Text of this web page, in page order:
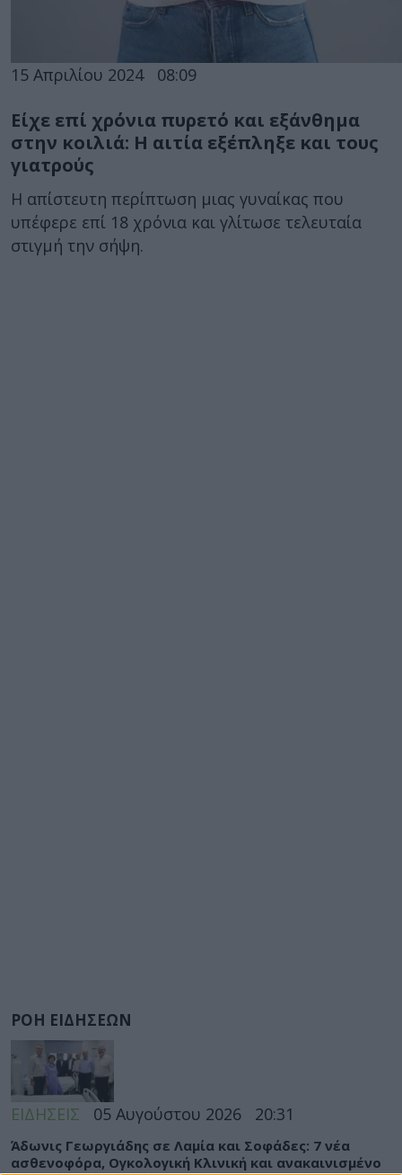
15 Απριλίου 2024 08:09
Είχε επί χρόνια πυρετό και εξάνθημα
στην κοιλιά: Η αιτία εξέπληξε και τους
γιατρούς
Η απίστευτη περίπτωση μιας γυναίκας που
υπέφερε επί 18 χρόνια και γλίτωσε τελευταία
στιγμή την σήψη.
ΡΟΗ ΕΙΔΗΣΕΩΝ
ΕΙΔΗΣΕΙΣ 05 Αυγούστου 2026 20:31
Άδωνις Γεωργιάδης σε Λαμία και Σοφάδες: 7 νέα
ασθενοφόρα, Ογκολογική Κλινική και ανακαινισμένο